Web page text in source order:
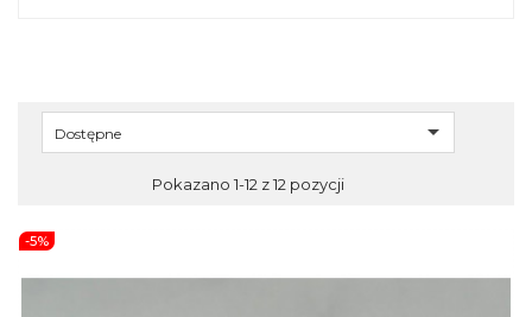
Dostępne 
Pokazano 1-12 z 12 pozycji
-5%